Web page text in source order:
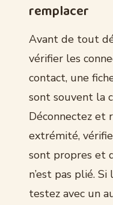
remplacer
Avant de tout
vérifier les
contact, une
sont souvent la
Déconnectez et
extrémité,
sont propres et
n’est pas plié.
testez avec un